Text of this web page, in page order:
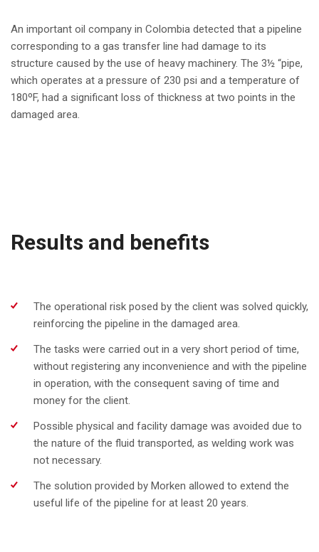
An important oil company in Colombia detected that a pipeline
corresponding to a gas transfer line had damage to its
structure caused by the use of heavy machinery. The 3½ “pipe,
which operates at a pressure of 230 psi and a temperature of
180ºF, had a significant loss of thickness at two points in the
damaged area.
Results and benefits
The operational risk posed by the client was solved quickly,
reinforcing the pipeline in the damaged area.
The tasks were carried out in a very short period of time,
without registering any inconvenience and with the pipeline
in operation, with the consequent saving of time and
money for the client.
Possible physical and facility damage was avoided due to
the nature of the fluid transported, as welding work was
not necessary.
The solution provided by Morken allowed to extend the
useful life of the pipeline for at least 20 years.